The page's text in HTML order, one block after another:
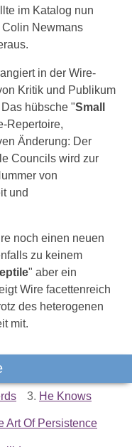
im Katalog nun
Newmans
in der Wire-
Kritik und Publikum
hübsche "Small
Repertoire,
Änderung: Der
Councils wird zur
von
und
noch einen neuen
zu keinem
" aber ein
Wire facettenreich
des heterogenen
mit.
3. He Knows
Art Of Persistence